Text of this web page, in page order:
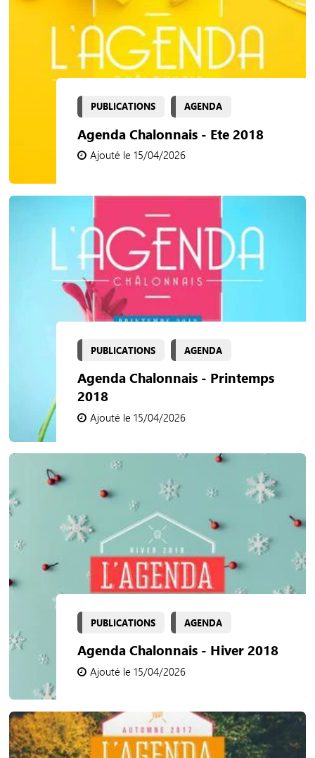
PUBLICATIONS AGENDA
Agenda Chalonnais - Ete 2018
Ajouté le 15/04/2026
PUBLICATIONS AGENDA
Agenda Chalonnais - Printemps
2018
Ajouté le 15/04/2026
PUBLICATIONS AGENDA
Agenda Chalonnais - Hiver 2018
Ajouté le 15/04/2026